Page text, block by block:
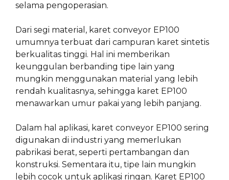
selama pengoperasian.
Dari segi material, karet conveyor EP100
umumnya terbuat dari campuran karet sintetis
berkualitas tinggi. Hal ini memberikan
keunggulan berbanding tipe lain yang
mungkin menggunakan material yang lebih
rendah kualitasnya, sehingga karet EP100
menawarkan umur pakai yang lebih panjang.
Dalam hal aplikasi, karet conveyor EP100 sering
digunakan di industri yang memerlukan
pabrikasi berat, seperti pertambangan dan
konstruksi. Sementara itu, tipe lain mungkin
lebih cocok untuk aplikasi ringan. Karet EP100